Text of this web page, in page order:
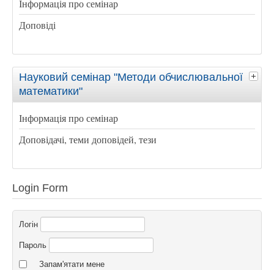
Інформація про семінар
Доповіді
Науковий семінар "Методи обчислювальної
математики"
Інформація про семінар
Доповідачі, теми доповідей, тези
Login Form
Логін
Пароль
Запам'ятати мене